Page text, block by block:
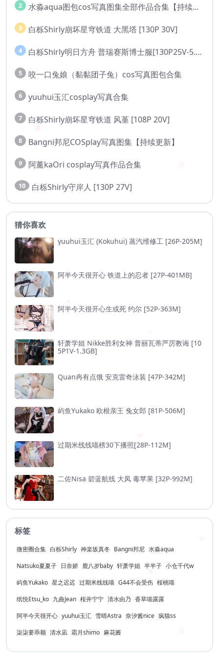
2 水淼aqua图包cos写真图集全部作品合集【持续更新..】
3 白栎Shirly崩坏星穹铁道 大黑塔 [130P 30V]
4 白栎Shirly明日方舟 普瑞赛斯博士服[130P25V-5.76G]
5 咬一口兔娘（黏黏团子兔）cos写真图包合集
6 yuuhui玉汇cosplay写真合集
7 白栎Shirly崩坏星穹铁道 风堇 [108P 20V]
8 Bangni邦尼COSplay写真图集【持续更新】
9 阿薰kaOri cosplay写真作品合集
10 白栎Shirly守岸人 [130P 27V]
猜你喜欢
yuuhui玉汇 (Kokuhui) 蒸汽维修工 [26P-205M]
阿半今天很开心 铁道上的忍者 [27P-401MB]
阿半今天很开心生或死 约尔 [52P-363M]
轩萧学姐 Nikke胜利女神 普丽瓦蒂严厉教诲 [10
5P1V-1.3GB]
Quan冉有点饿 安克雷奇泳装 [47P-342M]
屿鱼Yukako 欧根亲王 兔女郎 [81P-506M]
过期米线线喵榜30下播照[28P-112M]
二佐Nisa 碧蓝航线 大凤 毒苹果 [32P-992M]
标签
微密圈合集 白栎Shirly 神楽坂真冬 Bangni邦尼 水淼aqua
Natsuko夏夏子 日奈娇 鹿八岁baby 轩萧学姐 半半子 小仓千代w
屿鱼Yukako 星之迟迟 过期米线线喵 G44不会受伤 桜桃喵
纸悦Etsu_ko 九曲Jean 桜井宁宁 清水由乃 香草喵露露
阿半今天很开心 yuuhui玉汇 雪晴Astra 奈汐酱nice 疯猫ss
柒柒要乖额 清水凪 霜月shimo 麻花酱